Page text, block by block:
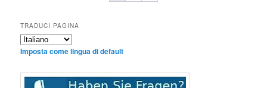
TRADUCI PAGINA
Imposta come lingua di default